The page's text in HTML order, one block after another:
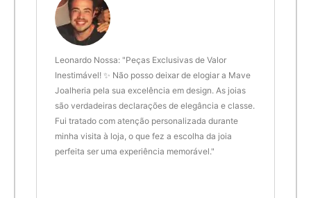
6,1cm
6,2cm 22
6,3cm 23
6,4cm 24
Leonardo Nossa: "Peças Exclusivas de Valor
Inestimável! ✨ Não posso deixar de elogiar a Mave
Joalheria pela sua excelência em design. As joias
são verdadeiras declarações de elegância e classe.
Fui tratado com atenção personalizada durante
minha visita à loja, o que fez a escolha da joia
perfeita ser uma experiência memorável."